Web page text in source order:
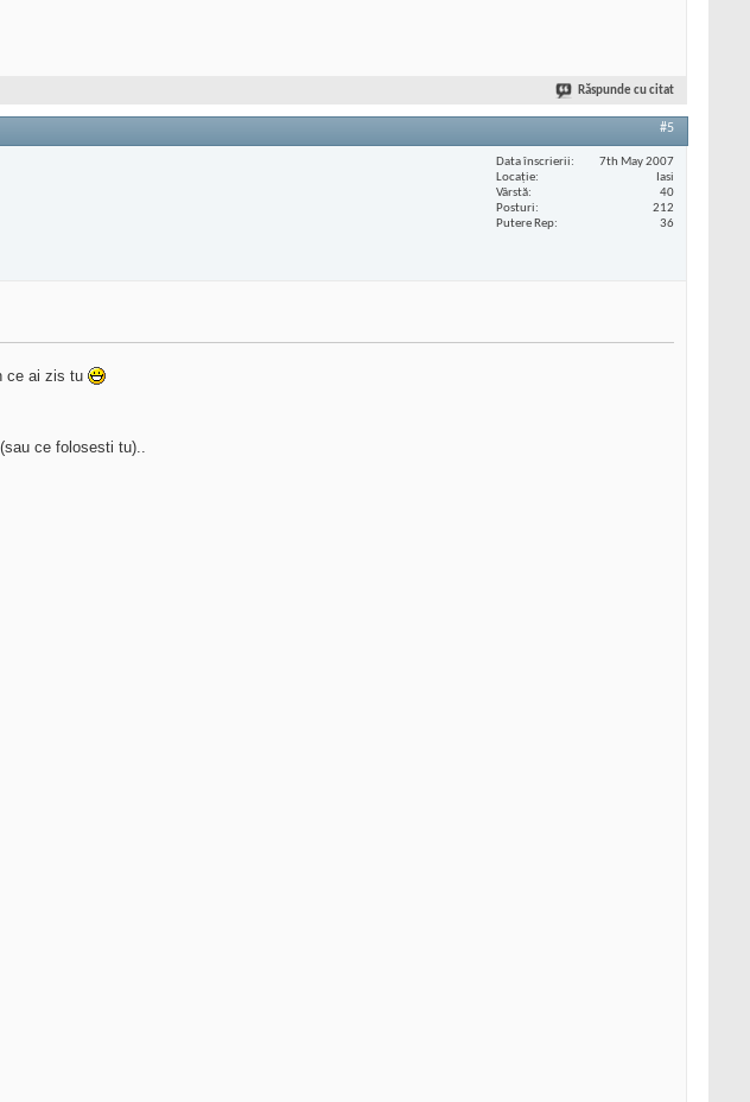
Răspunde cu citat
#5
Data înscrierii
7th May 2007
Locaţie
Iasi
Vârstă
40
Posturi
212
Putere Rep
36
ce ai zis tu
ce folosesti tu)..